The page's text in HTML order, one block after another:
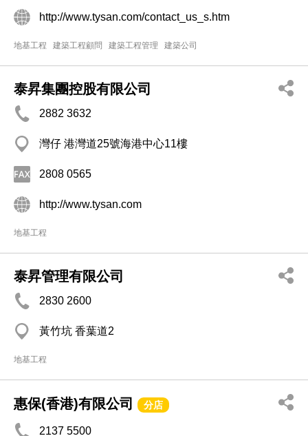
http://www.tysan.com/contact_us_s.htm
地基工程 建築工程顧問 建築工程管理 建築公司
泰昇集團控股有限公司
2882 3632
灣仔 港灣道25號海港中心11樓
2808 0565
http://www.tysan.com
地基工程
泰昇管理有限公司
2830 2600
黃竹坑 香葉道2
地基工程
惠保(香港)有限公司 分店
2137 5500